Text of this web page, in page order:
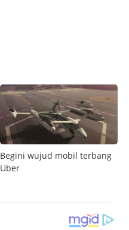
Begini wujud mobil terbang
Uber